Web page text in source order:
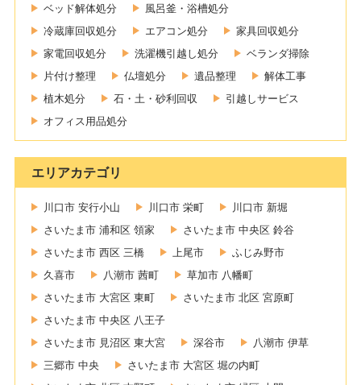
ベッド解体処分
風呂釜・浴槽処分
冷蔵庫回収処分
エアコン処分
家具回収処分
家電回収処分
洗濯機引越し処分
ベランダ掃除
片付け整理
仏壇処分 遺品整理
解体工事
植木処分
石・土・砂利回収
引越しサービス
オフィス用品処分
エリアカテゴリ
川口市 安行小山 川口市 栄町
川口市 新堀
さいたま市 浦和区 領家
さいたま市 中央区 鈴谷
さいたま市 西区 三橋
上尾市
ふじみ野市
久喜市
八潮市 茜町
草加市 八幡町
さいたま市 大宮区 東町
さいたま市 北区 宮原町
さいたま市 中央区 八王子
さいたま市 見沼区 東大宮
深谷市
八潮市 伊草
三郷市 中央
さいたま市 大宮区 堀の内町